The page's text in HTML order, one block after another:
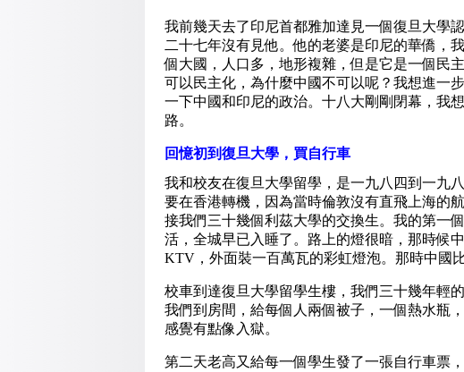
我前幾天去了印尼首都雅加達見一個復旦大學
二十七年沒有見他。他的老婆是印尼的華僑，
個大國，人口多，地形複雜，但是它是一個民
可以民主化，為什麼中國不可以呢？我想進一
一下中國和印尼的政治。十八大剛剛閉幕，我
路。
回憶初到復旦大學，買自行車
我和校友在復旦大學留學，是一九八四到一九
要在香港轉機，因為當時倫敦沒有直飛上海的
接我們三十幾個利茲大學的交換生。我的第一
活，全城早已入睡了。路上的燈很暗，那時候
KTV，外面裝一百萬瓦的彩虹燈泡。那時中國
校車到達復旦大學留學生樓，我們三十幾年輕
我們到房間，給每個人兩個被子，一個熱水瓶
感覺有點像入獄。
第二天老高又給每一個學生發了一張自行車票